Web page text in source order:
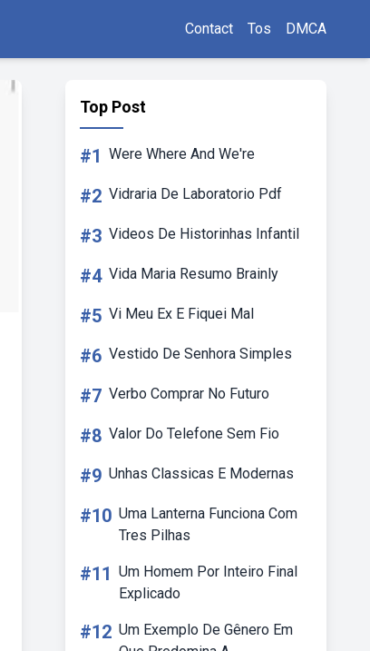
Contact Tos DMCA
Top Post
#1 Were Where And We're
#2 Vidraria De Laboratorio Pdf
#3 Videos De Historinhas Infantil
#4 Vida Maria Resumo Brainly
#5 Vi Meu Ex E Fiquei Mal
#6 Vestido De Senhora Simples
#7 Verbo Comprar No Futuro
#8 Valor Do Telefone Sem Fio
#9 Unhas Classicas E Modernas
#10 Uma Lanterna Funciona Com
Tres Pilhas
#11 Um Homem Por Inteiro Final
Explicado
#12 Um Exemplo De Gênero Em